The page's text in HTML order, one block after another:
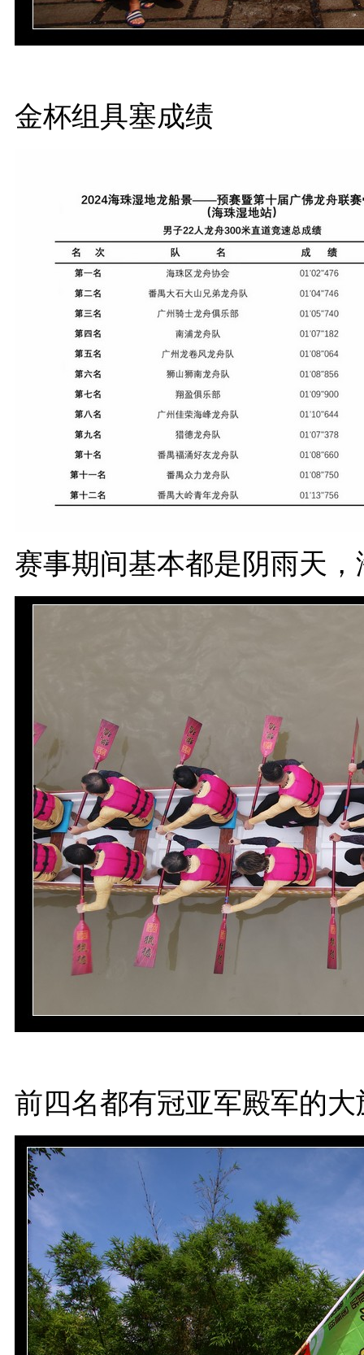
金杯组具塞成绩
赛事期间基本都是阴雨天
前四名都有冠亚军殿军的大